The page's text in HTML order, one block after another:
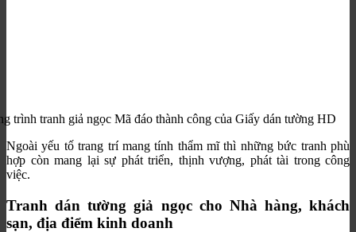
trình tranh giả ngọc Mã đáo thành công của Giấy dán tường HD
Ngoài yếu tố trang trí mang tính thẩm mĩ thì những bức tranh phù
hợp còn mang lại sự phát triển, thịnh vượng, phát tài trong công
việc.
Tranh dán tường giả ngọc cho Nhà hàng, khách
sạn, địa điểm kinh doanh